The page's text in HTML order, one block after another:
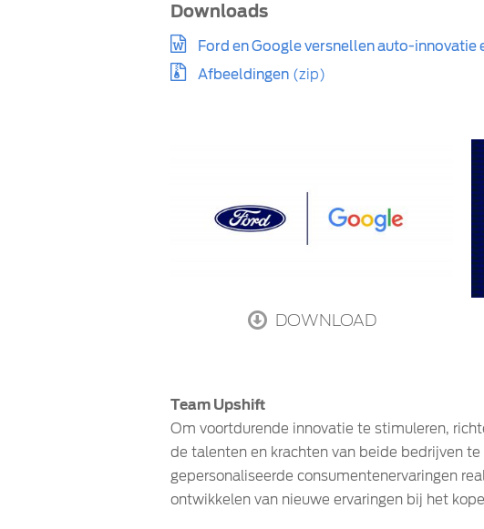
Downloads
Ford en Google versnellen auto-innovatie
Afbeeldingen (zip)
DOWNLOAD
Team Upshift
Om voortdurende innovatie te stimuleren,
de talenten en krachten van beide bedrijven
gepersonaliseerde consumentenervaringen
ontwikkelen van nieuwe ervaringen bij het